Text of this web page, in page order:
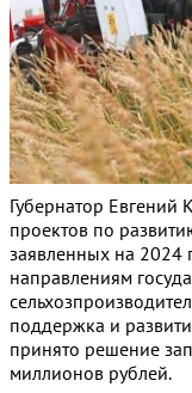
Губернатор
проектов по
заявленных на 2024
направлениям
поддержка и
принято решение
миллионов рублей.